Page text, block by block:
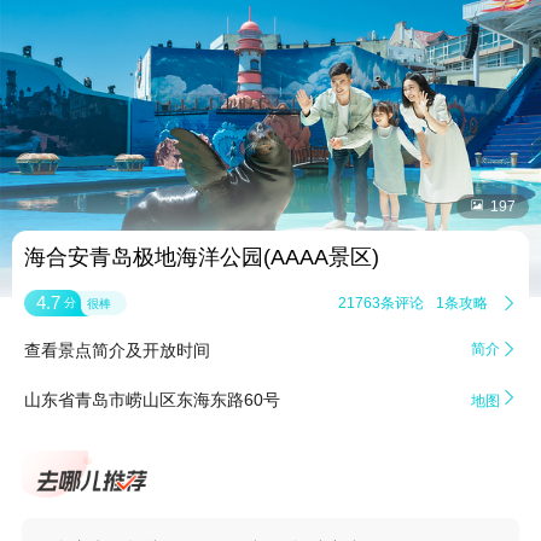
 197
海合安青岛极地海洋公园(AAAA景区)
4.7 分 很棒 21763条评论 1条攻略 
查看景点简介及开放时间 简介 
山东省青岛市崂山区东海东路60号 地图 
